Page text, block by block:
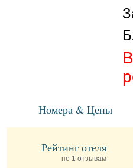
Номера & Цены
Рейтинг отеля
по 1 отзывам